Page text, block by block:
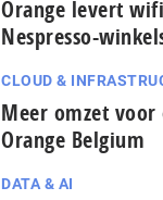
Orange levert
Nespresso-
CLOUD &
Meer omzet
Orange Belgium
DATA & AI